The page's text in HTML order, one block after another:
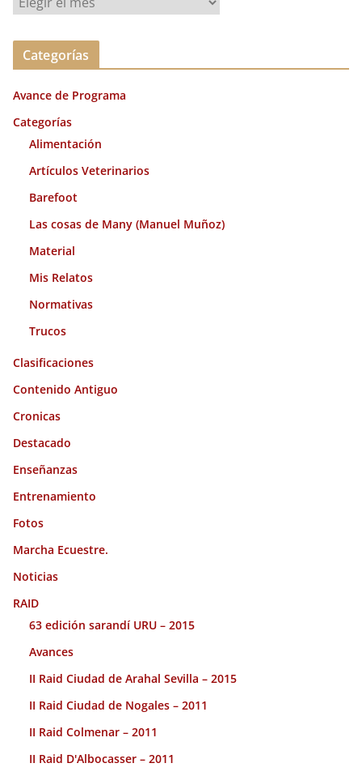
r
c
v
o
Categorías
Avance de Programa
Categorías
Alimentación
Artículos Veterinarios
Barefoot
Las cosas de Many (Manuel Muñoz)
Material
Mis Relatos
Normativas
Trucos
Clasificaciones
Contenido Antiguo
Cronicas
Destacado
Enseñanzas
Entrenamiento
Fotos
Marcha Ecuestre.
Noticias
RAID
63 edición sarandí URU – 2015
Avances
II Raid Ciudad de Arahal Sevilla – 2015
II Raid Ciudad de Nogales – 2011
II Raid Colmenar – 2011
II Raid D'Albocasser – 2011